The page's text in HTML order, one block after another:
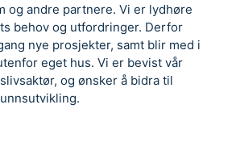
og andre partnere. Vi er lydhøre
behov og utfordringer. Derfor
nye prosjekter, samt blir med i
eget hus. Vi er bevist vår
og ønsker å bidra til